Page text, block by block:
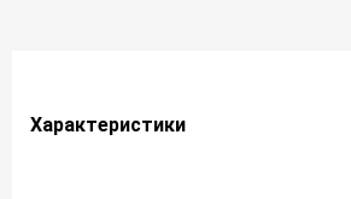
Характеристики